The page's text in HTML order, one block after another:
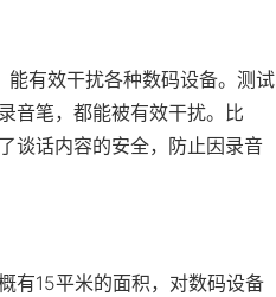
能有效干扰各种数码设备。测试
音笔，都能被有效干扰。比
谈话内容的安全，防止因录音
有15平米的面积，对数码设备